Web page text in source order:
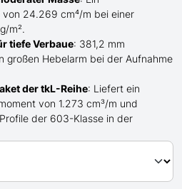
24.269 cm⁴/m bei einer
m².
tiefe Verbaue: 381,2 mm
großen Hebelarm bei der Aufnahme
dertkL-Reihe: Liefert ein
von 1.273 cm³/m und
der 603-Klasse in der